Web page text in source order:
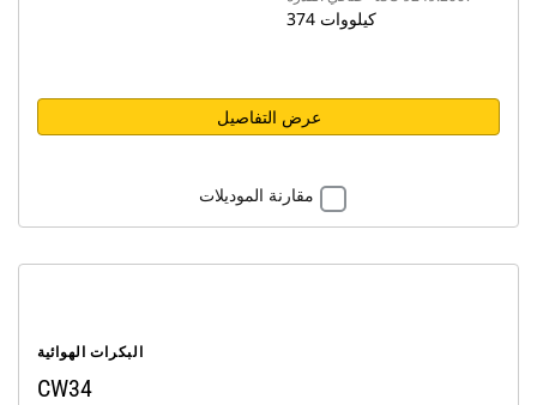
374 كيلووات
عرض التفاصيل
مقارنة الموديلات
البكرات الهوائية
CW34